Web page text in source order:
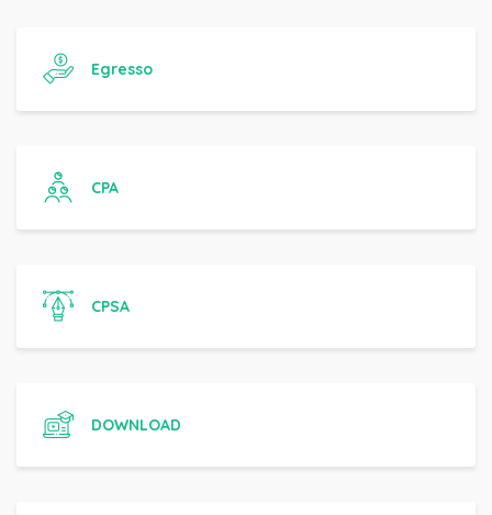
Egresso
CPA
CPSA
DOWNLOAD